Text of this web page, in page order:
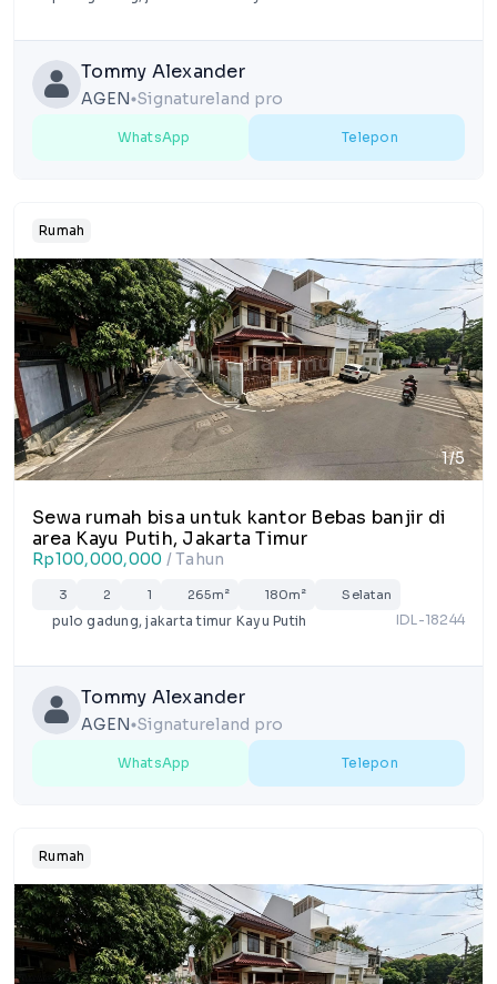
Tommy Alexander
AGEN lens Signatureland pro
WhatsApp Telepon
Rumah
1/5
Sewa rumah bisa untuk kantor Bebas banjir di
area Kayu Putih, Jakarta Timur
Rp100,000,000 / Tahun
3 2 1 265m² 180m² Selatan
pulo gadung, jakarta timur Kayu Putih IDL-18244
Tommy Alexander
AGEN lens Signatureland pro
WhatsApp Telepon
Rumah